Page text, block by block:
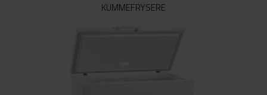
KUMMEFRYSERE